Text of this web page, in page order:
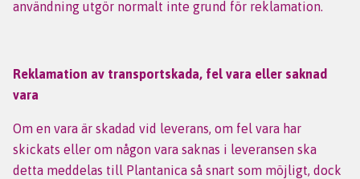
användning utgör normalt inte grund för reklamation.
Reklamation av transportskada, fel vara eller saknad
vara
Om en vara är skadad vid leverans, om fel vara har
skickats eller om någon vara saknas i leveransen ska
detta meddelas till Plantanica så snart som möjligt, dock